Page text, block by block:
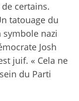
de certains.
tatouage du
nazi
Josh
juif. « Cela ne
du Parti